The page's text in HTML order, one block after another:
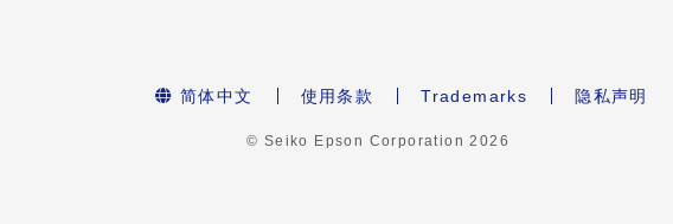
简体中文 使用条款 Trademarks 隐私声明
© Seiko Epson Corporation2026